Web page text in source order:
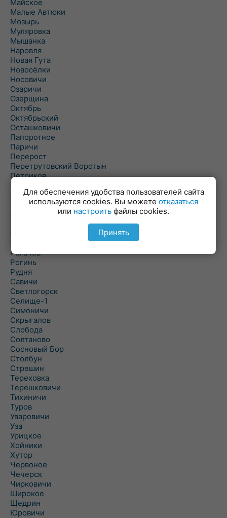
Майское
Малые Автюки
Мозырь
Муляровка
Мышанка
Наровля
Новая Гута
Новосёлки
Носовичи
Озаричи
Озерщина
Октябрь
Октябрьский
Осташковичи
Папоротное
Паричи
Перерост
Перетрутовский Воротын
Петриков
Пиревичи
Поболово
Поколюбичи
Полесье
Птичь
Речица
Ровенская Слобода
Рогачев
Рогинь
Рудня
Савичи
Светлогорск
Селище-1
Симоничи
Скрыгалов
Слобода
Солтаново
Сосновый Бор
Столбун
Стрешин
Тереховка
Терешковичи
Тихиничи
Туров
Уваровичи
Уза
Урицкое
Хойники
Хутор
Червоное
Чечерск
Чирковичи
Широкое
Щедрин
Юровичи
Для обеспечения удобства пользователей сайта
используются cookies. Вы можете отказаться
или настроить файлы cookies.
Принять